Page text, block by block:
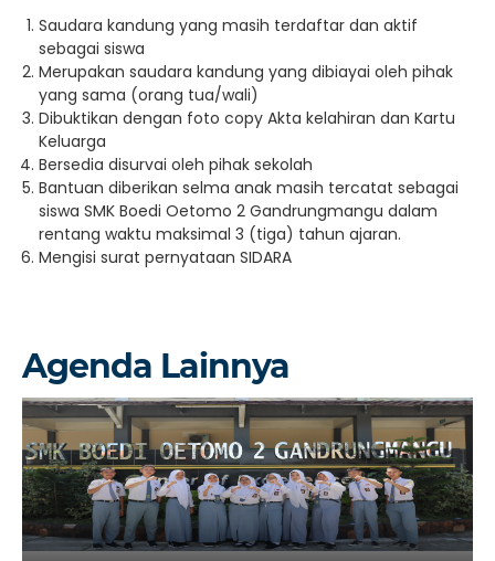
Saudara kandung yang masih terdaftar dan aktif
sebagai siswa
Merupakan saudara kandung yang dibiayai oleh pihak
yang sama (orang tua/wali)
Dibuktikan dengan foto copy Akta kelahiran dan Kartu
Keluarga
Bersedia disurvai oleh pihak sekolah
Bantuan diberikan selma anak masih tercatat sebagai
siswa SMK Boedi Oetomo 2 Gandrungmangu dalam
rentang waktu maksimal 3 (tiga) tahun ajaran.
Mengisi surat pernyataan SIDARA
Agenda Lainnya